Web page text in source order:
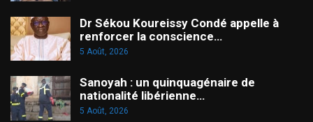
Dr Sékou Koureissy Condé appelle à
renforcer la conscience…
5 Août, 2026
Sanoyah : un quinquagénaire de
nationalité libérienne…
5 Août, 2026